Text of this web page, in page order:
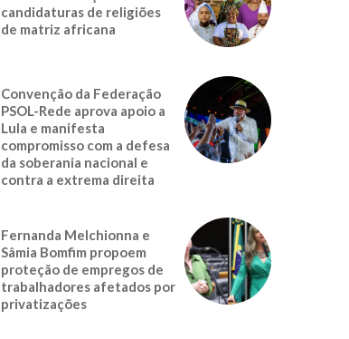
candidaturas de religiões
de matriz africana
Convenção da Federação
PSOL-Rede aprova apoio a
Lula e manifesta
compromisso com a defesa
da soberania nacional e
contra a extrema direita
Fernanda Melchionna e
Sâmia Bomfim propoem
proteção de empregos de
trabalhadores afetados por
privatizações